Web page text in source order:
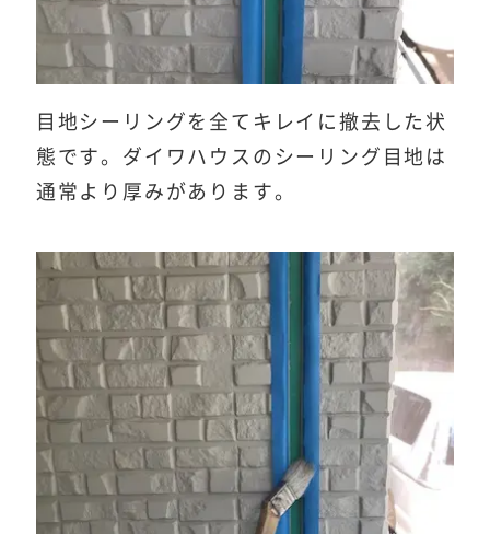
目地シーリングを全てキレイに撤去した状
態です。ダイワハウスのシーリング目地は
通常より厚みがあります。